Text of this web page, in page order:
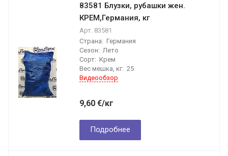
83581 Блузки, рубашки жен.
КРЕМ,Германия, кг
Арт. 83581
Страна: Германия
Сезон: Лето
Сорт: Крем
Вес мешка, кг: 25
Видеообзор
9,60 €/кг
Подробнее